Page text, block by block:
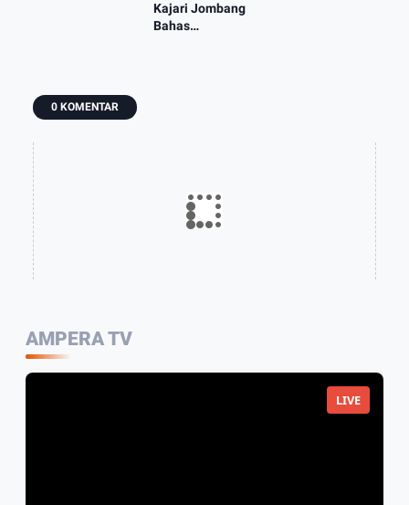
Kajari Jombang
Bahas
0 KOMENTAR
AMPERA TV
LIVE